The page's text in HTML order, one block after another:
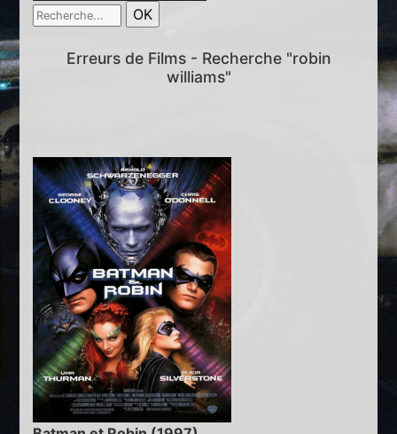
Erreurs de Films - Recherche "robin
williams"